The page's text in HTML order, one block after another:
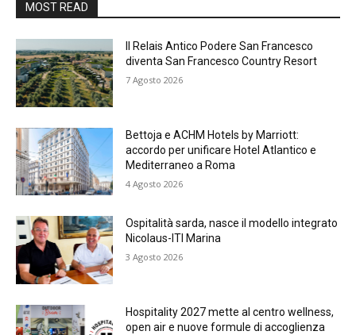
MOST READ
Il Relais Antico Podere San Francesco
diventa San Francesco Country Resort
7 Agosto 2026
Bettoja e ACHM Hotels by Marriott:
accordo per unificare Hotel Atlantico e
Mediterraneo a Roma
4 Agosto 2026
Ospitalità sarda, nasce il modello integrato
Nicolaus-ITI Marina
3 Agosto 2026
Hospitality 2027 mette al centro wellness,
open air e nuove formule di accoglienza